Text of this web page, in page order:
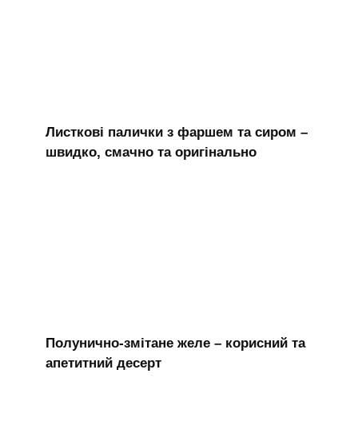
Листкові палички з фаршем та сиром –
швидко, смачно та оригінально
Полунично-змітане желе – корисний та
апетитний десерт